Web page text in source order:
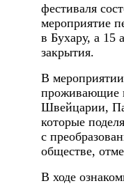
фестиваля
мероприятие
в Бухару, а 15
закрытия.
В
проживающие
Швейцарии,
которые
с
обществе,
В ходе